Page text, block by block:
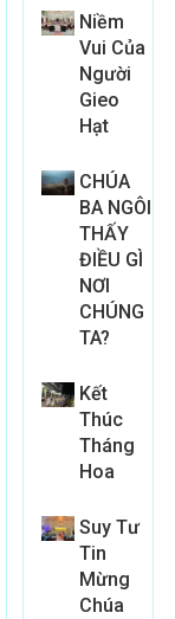
Niềm
Vui Của
Người
Gieo
Hạt
CHÚA
BA NGÔI
THẤY
ĐIỀU GÌ
NƠI
CHÚNG
TA?
Kết
Thúc
Tháng
Hoa
Suy Tư
Tin
Mừng
Chúa